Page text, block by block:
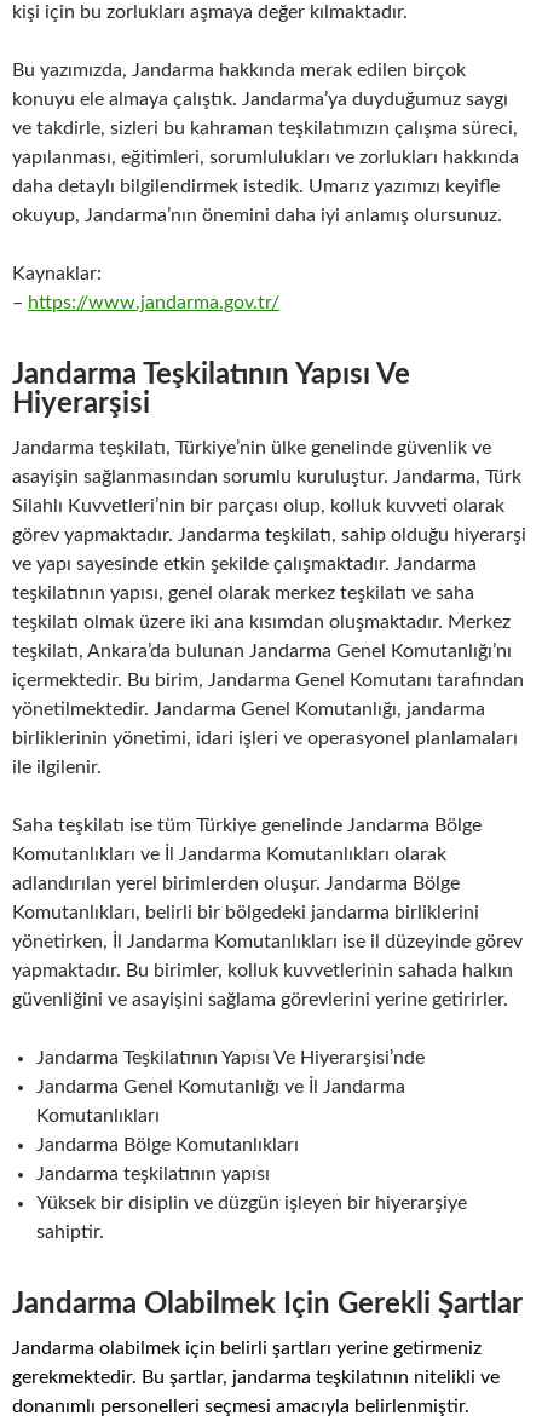
kişi için bu zorlukları aşmaya değer kılmaktadır.
Bu yazımızda, Jandarma hakkında merak edilen birçok
konuyu ele almaya çalıştık. Jandarma’ya duyduğumuz saygı
ve takdirle, sizleri bu kahraman teşkilatımızın çalışma süreci,
yapılanması, eğitimleri, sorumlulukları ve zorlukları hakkında
daha detaylı bilgilendirmek istedik. Umarız yazımızı keyifle
okuyup, Jandarma’nın önemini daha iyi anlamış olursunuz.
Kaynaklar:
– https://www.jandarma.gov.tr/
Jandarma Teşkilatının Yapısı Ve
Hiyerarşisi
Jandarma teşkilatı, Türkiye’nin ülke genelinde güvenlik ve
asayişin sağlanmasından sorumlu kuruluştur. Jandarma, Türk
Silahlı Kuvvetleri’nin bir parçası olup, kolluk kuvveti olarak
görev yapmaktadır. Jandarma teşkilatı, sahip olduğu hiyerarşi
ve yapı sayesinde etkin şekilde çalışmaktadır. Jandarma
teşkilatının yapısı, genel olarak merkez teşkilatı ve saha
teşkilatı olmak üzere iki ana kısımdan oluşmaktadır. Merkez
teşkilatı, Ankara’da bulunan Jandarma Genel Komutanlığı’nı
içermektedir. Bu birim, Jandarma Genel Komutanı tarafından
yönetilmektedir. Jandarma Genel Komutanlığı, jandarma
birliklerinin yönetimi, idari işleri ve operasyonel planlamaları
ile ilgilenir.
Saha teşkilatı ise tüm Türkiye genelinde Jandarma Bölge
Komutanlıkları ve İl Jandarma Komutanlıkları olarak
adlandırılan yerel birimlerden oluşur. Jandarma Bölge
Komutanlıkları, belirli bir bölgedeki jandarma birliklerini
yönetirken, İl Jandarma Komutanlıkları ise il düzeyinde görev
yapmaktadır. Bu birimler, kolluk kuvvetlerinin sahada halkın
güvenliğini ve asayişini sağlama görevlerini yerine getirirler.
Jandarma Teşkilatının Yapısı Ve Hiyerarşisi’nde
Jandarma Genel Komutanlığı ve İl Jandarma
Komutanlıkları
Jandarma Bölge Komutanlıkları
Jandarma teşkilatının yapısı
Yüksek bir disiplin ve düzgün işleyen bir hiyerarşiye
sahiptir.
Jandarma Olabilmek Için Gerekli Şartlar
Jandarma olabilmek için belirli şartları yerine getirmeniz
gerekmektedir. Bu şartlar, jandarma teşkilatının nitelikli ve
donanımlı personelleri seçmesi amacıyla belirlenmiştir.